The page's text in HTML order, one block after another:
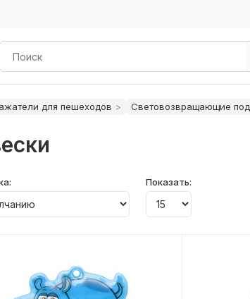
для пешеходов Световозвращающие
Показать: